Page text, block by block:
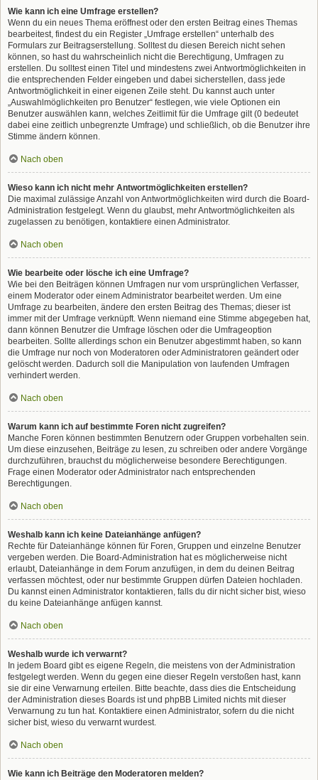
Wie kann ich eine Umfrage erstellen?
Wenn du ein neues Thema eröffnest oder den ersten Beitrag eines Themas
bearbeitest, findest du ein Register „Umfrage erstellen“ unterhalb des
Formulars zur Beitragserstellung. Solltest du diesen Bereich nicht sehen
können, so hast du wahrscheinlich nicht die Berechtigung, Umfragen zu
erstellen. Du solltest einen Titel und mindestens zwei Antwortmöglichkeiten in
die entsprechenden Felder eingeben und dabei sicherstellen, dass jede
Antwortmöglichkeit in einer eigenen Zeile steht. Du kannst auch unter
„Auswahlmöglichkeiten pro Benutzer“ festlegen, wie viele Optionen ein
Benutzer auswählen kann, welches Zeitlimit für die Umfrage gilt (0 bedeutet
dabei eine zeitlich unbegrenzte Umfrage) und schließlich, ob die Benutzer ihre
Stimme ändern können.
Nach oben
Wieso kann ich nicht mehr Antwortmöglichkeiten erstellen?
Die maximal zulässige Anzahl von Antwortmöglichkeiten wird durch die Board-
Administration festgelegt. Wenn du glaubst, mehr Antwortmöglichkeiten als
zugelassen zu benötigen, kontaktiere einen Administrator.
Nach oben
Wie bearbeite oder lösche ich eine Umfrage?
Wie bei den Beiträgen können Umfragen nur vom ursprünglichen Verfasser,
einem Moderator oder einem Administrator bearbeitet werden. Um eine
Umfrage zu bearbeiten, ändere den ersten Beitrag des Themas; dieser ist
immer mit der Umfrage verknüpft. Wenn niemand eine Stimme abgegeben hat,
dann können Benutzer die Umfrage löschen oder die Umfrageoption
bearbeiten. Sollte allerdings schon ein Benutzer abgestimmt haben, so kann
die Umfrage nur noch von Moderatoren oder Administratoren geändert oder
gelöscht werden. Dadurch soll die Manipulation von laufenden Umfragen
verhindert werden.
Nach oben
Warum kann ich auf bestimmte Foren nicht zugreifen?
Manche Foren können bestimmten Benutzern oder Gruppen vorbehalten sein.
Um diese einzusehen, Beiträge zu lesen, zu schreiben oder andere Vorgänge
durchzuführen, brauchst du möglicherweise besondere Berechtigungen.
Frage einen Moderator oder Administrator nach entsprechenden
Berechtigungen.
Nach oben
Weshalb kann ich keine Dateianhänge anfügen?
Rechte für Dateianhänge können für Foren, Gruppen und einzelne Benutzer
vergeben werden. Die Board-Administration hat es möglicherweise nicht
erlaubt, Dateianhänge in dem Forum anzufügen, in dem du deinen Beitrag
verfassen möchtest, oder nur bestimmte Gruppen dürfen Dateien hochladen.
Du kannst einen Administrator kontaktieren, falls du dir nicht sicher bist, wieso
du keine Dateianhänge anfügen kannst.
Nach oben
Weshalb wurde ich verwarnt?
In jedem Board gibt es eigene Regeln, die meistens von der Administration
festgelegt werden. Wenn du gegen eine dieser Regeln verstoßen hast, kann
sie dir eine Verwarnung erteilen. Bitte beachte, dass dies die Entscheidung
der Administration dieses Boards ist und phpBB Limited nichts mit dieser
Verwarnung zu tun hat. Kontaktiere einen Administrator, sofern du die nicht
sicher bist, wieso du verwarnt wurdest.
Nach oben
Wie kann ich Beiträge den Moderatoren melden?